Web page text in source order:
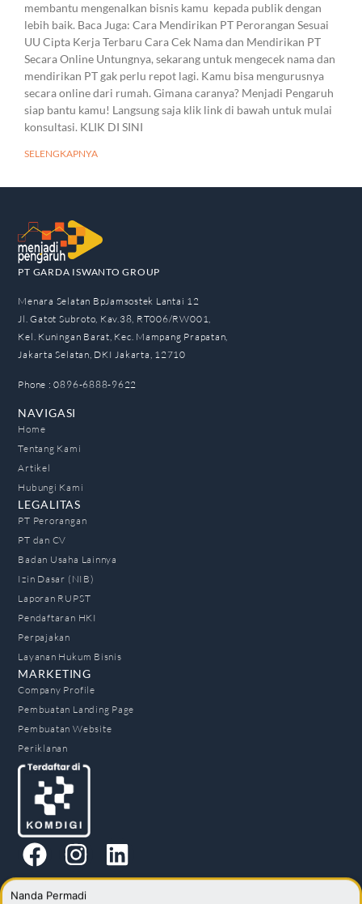
membantu mengenalkan bisnis kamu kepada publik dengan
lebih baik. Baca Juga: Cara Mendirikan PT Perorangan Sesuai
UU Cipta Kerja Terbaru Cara Cek Nama dan Mendirikan PT
Secara Online Untungnya, sekarang untuk mengecek nama dan
mendirikan PT gak perlu repot lagi. Kamu bisa mengurusnya
secara online dari rumah. Gimana caranya? Menjadi Pengaruh
siap bantu kamu! Langsung saja klik link di bawah untuk mulai
konsultasi. KLIK DI SINI
SELENGKAPNYA
PT GARDA ISWANTO GROUP
Menara Selatan BpJamsostek Lantai 12
Jl. Gatot Subroto, Kav.38, RT006/RW001,
Kel. Kuningan Barat, Kec. Mampang Prapatan,
Jakarta Selatan, DKI Jakarta, 12710
Phone : 0896-6888-9622
NAVIGASI
Home
Tentang Kami
Artikel
Hubungi Kami
LEGALITAS
PT Perorangan
PT dan CV
Badan Usaha Lainnya
Izin Dasar (NIB)
Laporan RUPST
Pendaftaran HKI
Perpajakan
Layanan Hukum Bisnis
MARKETING
Company Profile
Pembuatan Landing Page
Pembuatan Website
Periklanan
Nanda Permadi